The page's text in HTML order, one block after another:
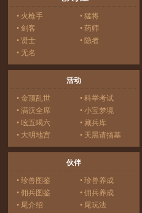
• 火枪手
• 猛将
• 剑客
• 药师
• 贤士
• 隐者
• 无名
活动
• 金顶乱世
• 科举考试
• 满汉全席
• 小宝梦境
• 吆五喝六
• 藏兵库
• 大明地宫
• 天黑请搞基
伙伴
• 珍兽图鉴
• 珍兽养成
• 佣兵图鉴
• 佣兵养成
• 尾介绍
• 尾玩法